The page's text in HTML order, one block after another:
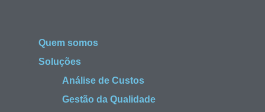
Quem somos
Soluções
Análise de Custos
Gestão da Qualidade